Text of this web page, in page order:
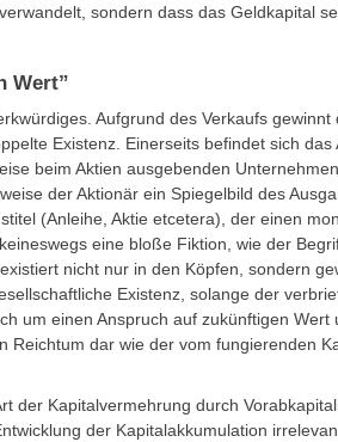
sondern dass das Geldkapital
Wert”
Aufgrund des Verkaufs gewinnt
Existenz. Einerseits befindet sich das
beim Aktien ausgebenden
der Aktionär ein Spiegelbild des
(Anleihe, Aktie etcetera), der einen
eine bloße Fiktion, wie der
nicht nur in den Köpfen, sondern
Existenz, solange der
um einen Anspruch auf zukünftigen Wert
Reichtum dar wie der vom fungierenden
der Kapitalvermehrung durch
der Kapitalakkumulation